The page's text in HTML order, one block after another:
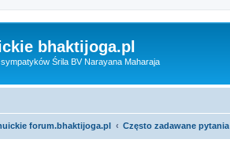
bhaktijoga.pl
Śrila BV Narayana Maharaja
forum.bhaktijoga.pl Często zadawane pytania